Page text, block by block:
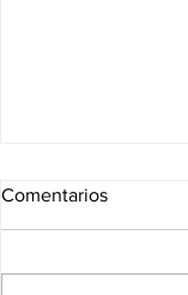
Comentarios